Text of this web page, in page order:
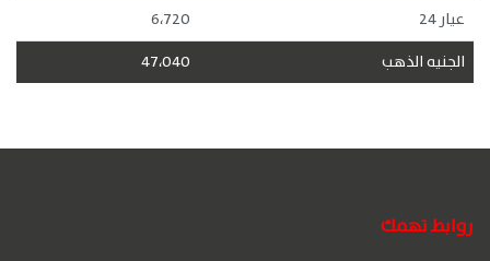
عيار 24
6،720
الجنيه الذهب
47،040
روابط تهمك